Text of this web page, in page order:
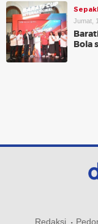
Jumat,
Bola
Redaksi